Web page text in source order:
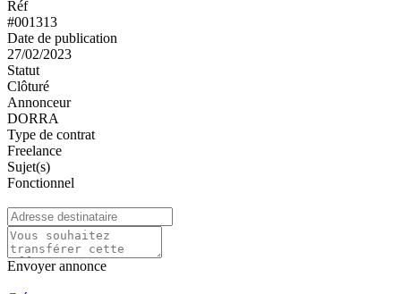
Réf
#001313
Date de publication
27/02/2023
Statut
Clôturé
Annonceur
DORRA
Type de contrat
Freelance
Sujet(s)
Fonctionnel
Envoyer annonce